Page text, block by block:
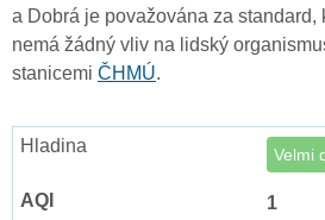
a Dobrá je považována za
nemá žádný vliv na lidský
stanicemi ČHMÚ.
Velmi
1